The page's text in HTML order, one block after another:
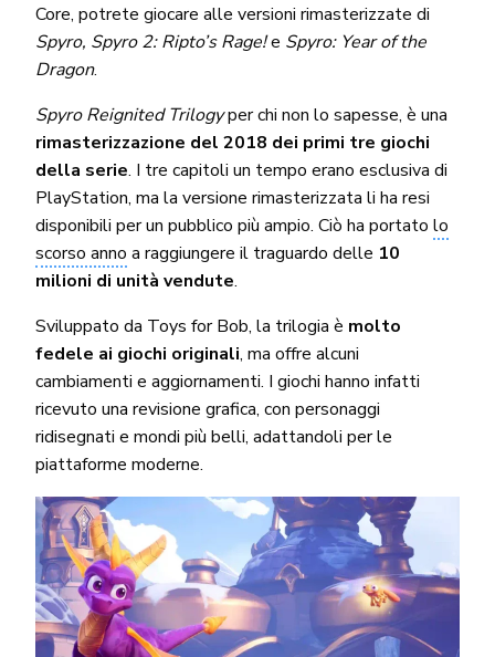
Core, potrete giocare alle versioni rimasterizzate di
Spyro, Spyro 2: Ripto’s Rage!e Spyro: Year of the
Dragon.
Spyro Reignited Trilogyper chi non lo sapesse, è una
rimasterizzazione del 2018 dei primi tre giochi
della serie. I tre capitoli un tempo erano esclusiva di
PlayStation, ma la versione rimasterizzata li ha resi
disponibili per un pubblico più ampio. Ciò ha portatolo
scorso anno a raggiungere il traguardo delle 10
milioni di unità vendute.
Sviluppato da Toys for Bob, la trilogia è molto
fedele ai giochi originali, ma offre alcuni
cambiamenti e aggiornamenti. I giochi hanno infatti
ricevuto una revisione grafica, con personaggi
ridisegnati e mondi più belli, adattandoli per le
piattaforme moderne.